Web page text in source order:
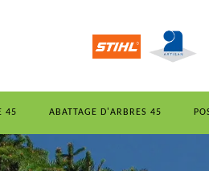
45 ABATTAGE D'ARBRES 45